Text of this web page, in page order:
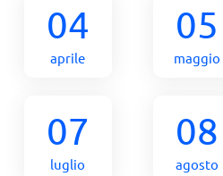
04
aprile
05
maggio
07
luglio
08
agosto